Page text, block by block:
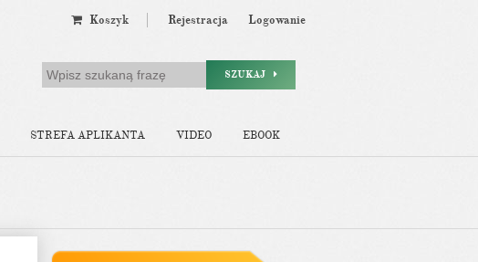
Koszyk Rejestracja Logowanie
SZUKAJ
STREFA APLIKANTA VIDEO EBOOK